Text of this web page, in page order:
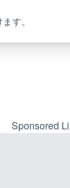
す。
Sponsored